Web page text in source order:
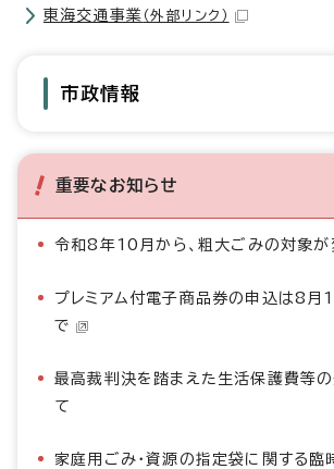
東海交通事業 （外部リンク）
市政情報
重要なお知らせ
令和8年10月から、粗大ごみの対象が
プレミアム付電子商品券の申込は8月
で
最高裁判決を踏まえた生活保護費等
て
家庭用ごみ・資源の指定袋に関する臨